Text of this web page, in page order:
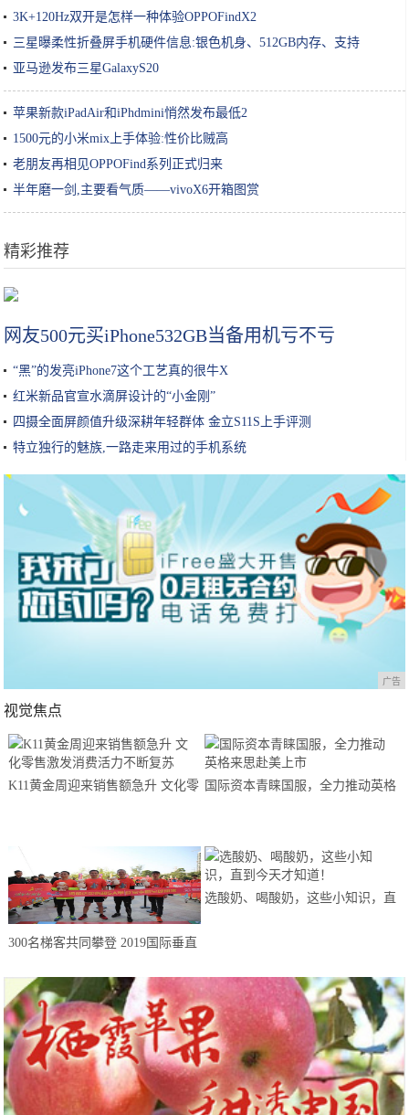
3K+120Hz双开是怎样一种体验OPPOFindX2
三星曝柔性折叠屏手机硬件信息:银色机身、512GB内存、支持
亚马逊发布三星GalaxyS20
苹果新款iPadAir和iPhdmini悄然发布最低2
1500元的小米mix上手体验:性价比贼高
老朋友再相见OPPOFind系列正式归来
半年磨一剑,主要看气质——vivoX6开箱图赏
精彩推荐
网友500元买iPhone532GB当备用机亏不亏
“黑”的发亮iPhone7这个工艺真的很牛X
红米新品官宣水滴屏设计的“小金刚”
四摄全面屏颜值升级深耕年轻群体 金立S11S上手评测
特立独行的魅族,一路走来用过的手机系统
广告
视觉焦点
K11黄金周迎来销售额急升 文化零 国际资本青睐国服，全力推动英格
300名梯客共同攀登 2019国际垂直
站欢乐开跑
选酸奶、喝酸奶，这些小知识，直